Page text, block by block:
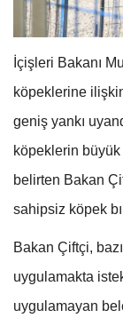
İçişleri Bakanı
köpeklerine
geniş yankı
köpeklerin
belirten Bakan
sahipsiz köpek
Bakan Çiftçi,
uygulamakta
uygulamayan